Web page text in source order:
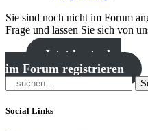
Sie sind noch nicht im Forum
Frage und lassen Sie sich von
Jetzt kostenlos
im Forum registrieren
Social Links